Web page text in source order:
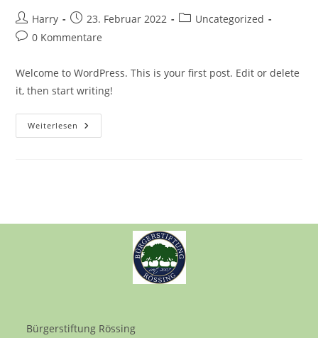
Beitrags-
Autor:
Harry
Beitrag
veröffentlicht:
23. Februar 2022
Beitrags-
Uncategorized
Beitrags-
0 Kommentare
Welcome to WordPress. This is your first post. Edit or delete
it, then start writing!
Weiterlesen Hello
World!
Bürgerstiftung Rössing